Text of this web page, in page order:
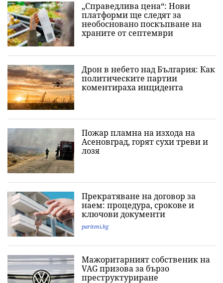
„Справедлива цена“: Нови
платформи ще следят за
необосновано поскъпване на
храните от септември
Дрон в небето над България: Как
политическите партии
коментираха инцидента
Пожар пламна на изхода на
Асеновград, горят сухи треви и
лозя
Прекратяване на договор за
наем: процедура, срокове и
ключови документи
pariteni.bg
Мажоритарният собственик на
VAG призова за бързо
преструктуриране